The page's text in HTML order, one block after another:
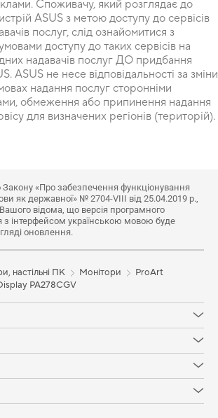
Споживачу, який розглядає до
ASUS з метою доступу до сервісів
послуг, слід ознайомитися з
доступу до таких сервісів на
надавачів послуг ДО придбання
ASUS не несе відповідальності за зміни
надання послуг сторонніми
обмеження або припинення надання
для визначених регіонів (територій).
Закону «Про забезпечення функціонування
як державної» № 2704-VIII від 25.04.2019 р.,
відома, що версія програмного
з інтерфейсом українською мовою буде
оновлення.
настільні ПК Монітори
ProArt
PA278CGV